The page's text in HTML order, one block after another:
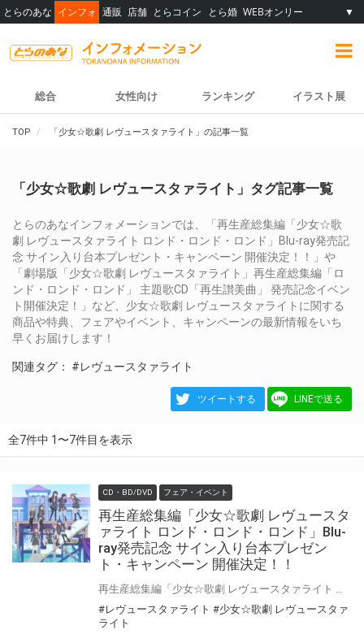
とらのあな インフォ 通販 店舗 とらコイン とら婚 WEBオンリー ▼
総合 女性向け ランキング イラスト展
TOP 「少女☆歌劇 レヴュースタァライト」の記事一覧
「少女☆歌劇 レヴュースタァライト」タグ記事一覧
とらのあなインフォメーションでは、「再生産総集編「少女☆歌
劇 レヴュースタァライト ロンド・ロンド・ロンド」Blu-ray発売記
念 サイン入り台本プレゼント・キャンペーン 開催決定！！」や
「劇場版「少女☆歌劇 レヴュースタァライト」再生産総集編「ロ
ンド・ロンド・ロンド」 主題歌CD「再生讃美曲」 発売記念イベン
ト開催決定！」など、少女☆歌劇 レヴュースタァライトに関する
商品や特典、フェアやイベント、キャンペーンの最新情報をいち
早くお届けします！
関連タグ： #レヴュースタァライト
ツイートする LINEで送る
全7件中 1〜7件目を表示
CD・BD/DVD フェア・イベント
再生産総集編「少女☆歌劇 レヴュースタ
ァライト ロンド・ロンド・ロンド」Blu-
ray発売記念 サイン入り台本プレゼン
ト・キャンペーン 開催決定！！
#レヴュースタァライト #少女☆歌劇 レヴュースタァ
ライト